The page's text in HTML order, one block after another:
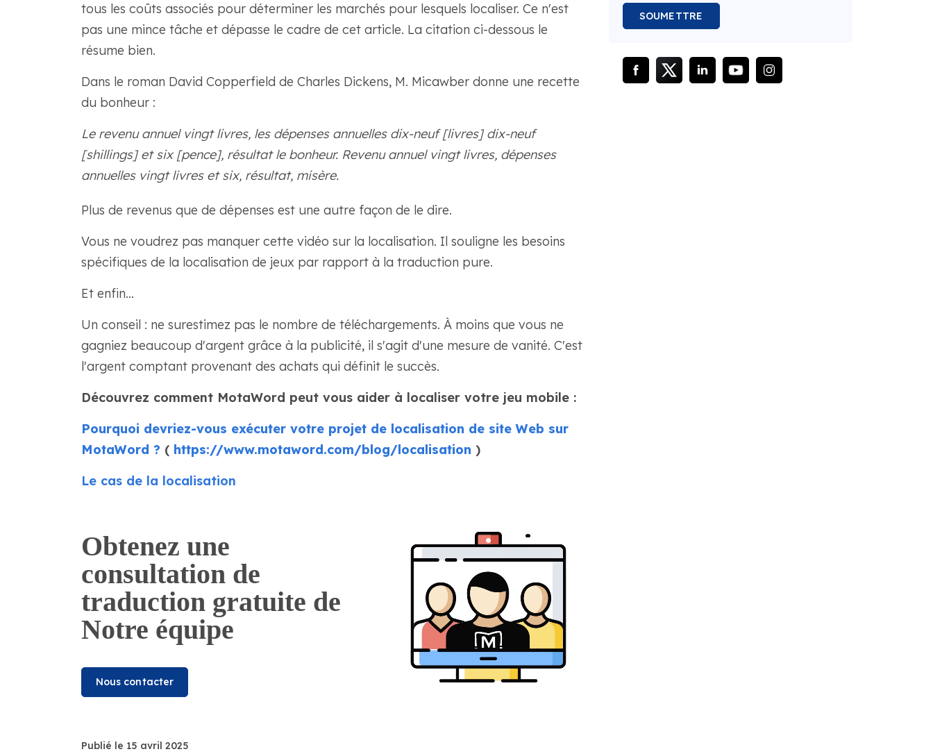
tous les coûts associés pour déterminer les marchés pour lesquels localiser. Ce n'est
pas une mince tâche et dépasse le cadre de cet article. La citation ci-dessous le
résume bien.
Dans le roman David Copperfield de Charles Dickens, M. Micawber donne une recette
du bonheur :
Le revenu annuel vingt livres, les dépenses annuelles dix-neuf [livres] dix-neuf
[shillings] et six [pence], résultat le bonheur. Revenu annuel vingt livres, dépenses
annuelles vingt livres et six, résultat, misère.
Plus de revenus que de dépenses est une autre façon de le dire.
Vous ne voudrez pas manquer cette vidéo sur la localisation. Il souligne les besoins
spécifiques de la localisation de jeux par rapport à la traduction pure.
Et enfin…
Un conseil : ne surestimez pas le nombre de téléchargements. À moins que vous ne
gagniez beaucoup d'argent grâce à la publicité, il s'agit d'une mesure de vanité. C'est
l'argent comptant provenant des achats qui définit le succès.
Découvrez comment MotaWord peut vous aider à localiser votre jeu mobile :
Pourquoi devriez-vous exécuter votre projet de localisation de site Web sur
MotaWord ? (https://www.motaword.com/blog/localisation )
Le cas de la localisation
Obtenez une
consultation de
traduction gratuite de
Notre équipe
Nous contacter
Publié le 15 avril 2025
SOUMETTRE